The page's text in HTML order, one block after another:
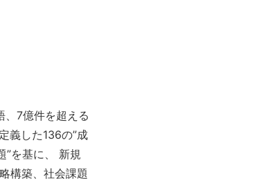
、7億件を超える
義した136の”成
”を基に、 新規
構築、社会課題